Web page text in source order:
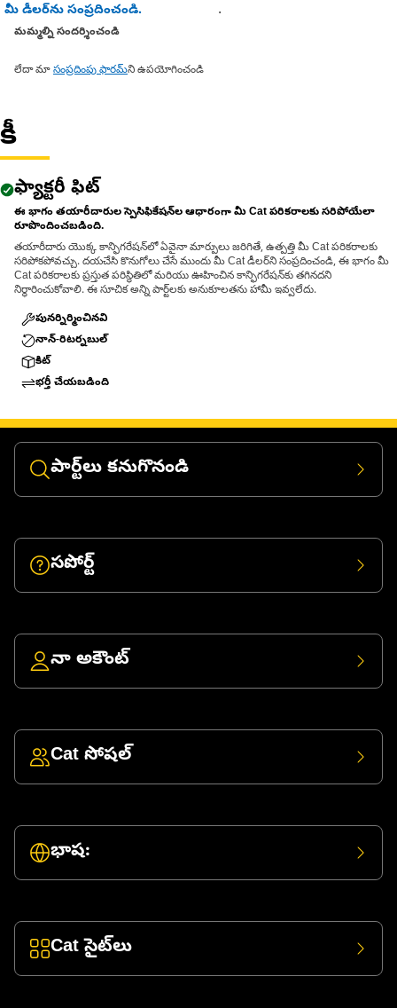
మీ డీలర్‌ను సంప్రదించండి.
మమ్మల్ని సందర్శించండి
లేదా మాసంప్రదింపు ఫారమ్ని ఉపయోగించండి
.
కీ
ఫ్యాక్టరీ ఫిట్
ఈ భాగం తయారీదారుల స్పెసిఫికేషన్‌ల ఆధారంగా మీ Cat పరికరాలకు సరిపోయేలా
రూపొందించబడింది.
తయారీదారు యొక్క కాన్ఫిగరేషన్‌లో ఏవైనా మార్పులు జరిగితే, ఉత్పత్తి మీ Cat పరికరాలకు
సరిపోకపోవచ్చు. దయచేసి కొనుగోలు చేసే ముందు మీ Cat డీలర్‌ని సంప్రదించండి, ఈ భాగం మీ
Cat పరికరాలకు ప్రస్తుత పరిస్థితిలో మరియు ఊహించిన కాన్ఫిగరేషన్‌కు తగినదని
నిర్ధారించుకోవాలి. ఈ సూచిక అన్ని పార్ట్‌లకు అనుకూలతను హామీ ఇవ్వలేదు.
పునర్నిర్మించినవి
నాన్-రిటర్నబుల్
కిట్
భర్తీ చేయబడింది
పార్ట్‌లు కనుగొనండి
సపోర్ట్
నా అకౌంట్
Cat సోషల్
భాష:
Cat సైట్‌లు